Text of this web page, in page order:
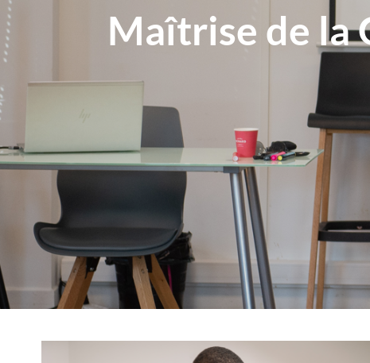
Maîtrise de la